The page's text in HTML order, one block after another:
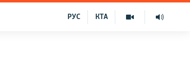
КТА
РУС